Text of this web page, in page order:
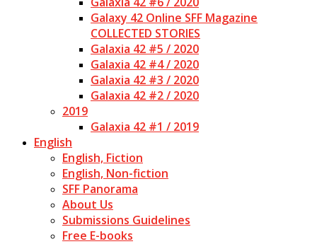
Galaxy 42 Online SFF Magazine
COLLECTED STORIES
Galaxia 42 #5 / 2020
Galaxia 42 #4 / 2020
Galaxia 42 #3 / 2020
Galaxia 42 #2 / 2020
2019
Galaxia 42 #1 / 2019
English
English, Fiction
English, Non-fiction
SFF Panorama
About Us
Submissions Guidelines
Free E-books